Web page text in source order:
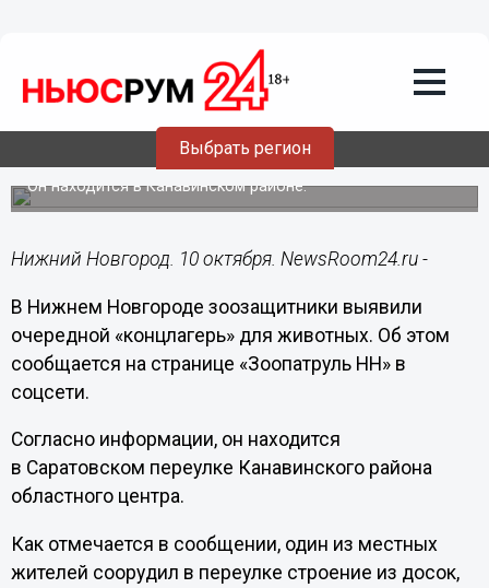
Выбрать регион
Зоозащитники выявили очередной
«концлагерь» для животных в Нижнем
Он находится в Канавинском районе.
Нижний Новгород. 10 октября. NewsRoom24.ru -
В Нижнем Новгороде зоозащитники выявили
очередной «концлагерь» для животных. Об этом
сообщается на странице «Зоопатруль НН» в
соцсети.
Согласно информации, он находится
в Саратовском переулке Канавинского района
областного центра.
Как отмечается в сообщении, один из местных
жителей соорудил в переулке строение из досок,